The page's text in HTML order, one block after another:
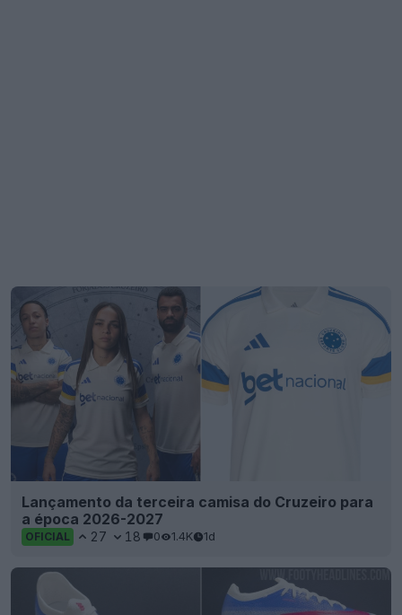
Lançamento da terceira camisa do Cruzeiro para
a época 2026-2027
OFICIAL 27 18 0 1.4K 1d